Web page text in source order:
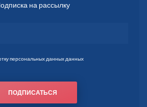
на рассылку
персональных данных данных
ПОДПИСАТЬСЯ